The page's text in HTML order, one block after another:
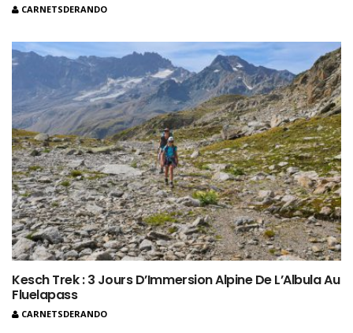
CARNETSDERANDO
Kesch Trek : 3 Jours D’Immersion Alpine De L’Albula Au
Fluelapass
CARNETSDERANDO